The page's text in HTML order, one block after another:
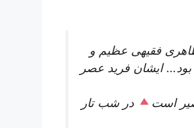
فقیهی عظیم و
ایشان فرید عصر
است
در شب تار